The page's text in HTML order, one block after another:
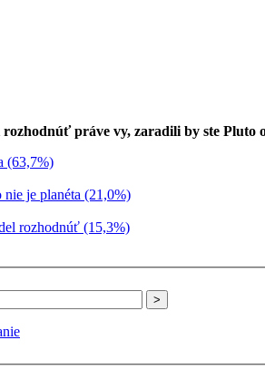
práve vy, zaradili by ste Pluto
(63,7%)
je planéta (21,0%)
rozhodnúť (15,3%)